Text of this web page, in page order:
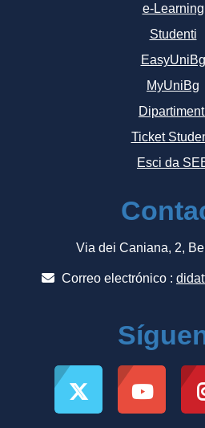
e-Learning
Studenti
EasyUniBg
MyUniBg
Ticket
Esci da
Via dei Caniana, 2,
Correo electrónico :